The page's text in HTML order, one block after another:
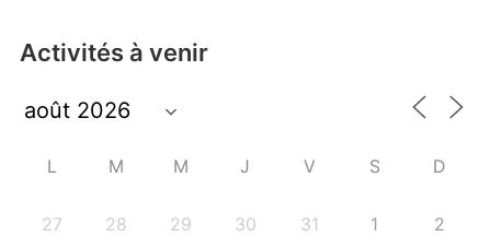
Activités à venir
L M M J V S D
27 28 29 30 31 1 2